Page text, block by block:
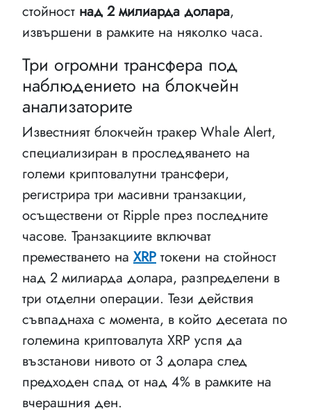
стойност над 2 милиарда долара,
извършени в рамките на няколко часа.
Три огромни трансфера под
наблюдението на блокчейн
анализаторите
Известният блокчейн тракер Whale Alert,
специализиран в проследяването на
големи криптовалутни трансфери,
регистрира три масивни транзакции,
осъществени от Ripple през последните
часове. Транзакциите включват
преместването на XRP токени на стойност
над 2 милиарда долара, разпределени в
три отделни операции. Тези действия
съвпаднаха с момента, в който десетата по
големина криптовалута XRP успя да
възстанови нивото от 3 долара след
предходен спад от над 4% в рамките на
вчерашния ден.